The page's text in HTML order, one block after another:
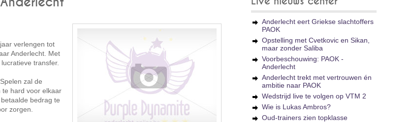
verlengen tot
Anderlecht. Met
transfer.
zal de
te hard voor elkaar
bedrag te
zorgen.
Anderlecht eert Griekse slachtoffers
PAOK
Opstelling met Cvetkovic en Sikan,
maar zonder Saliba
Voorbeschouwing: PAOK -
Anderlecht
Anderlecht trekt met vertrouwen én
ambitie naar PAOK
Wedstrijd live te volgen op VTM 2
Wie is Lukas Ambros?
Oud-trainers zien topklasse